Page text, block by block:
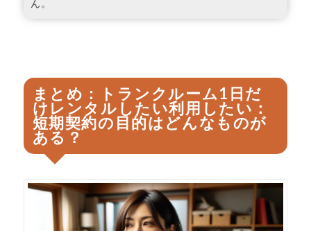
ん。
まとめ：トランクルーム1日だ
けレンタルしたい利用したい：
短期契約の目的はどんなものが
ある？